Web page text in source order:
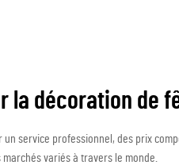
la décoration de
un service professionnel, des prix
variés à travers le monde.